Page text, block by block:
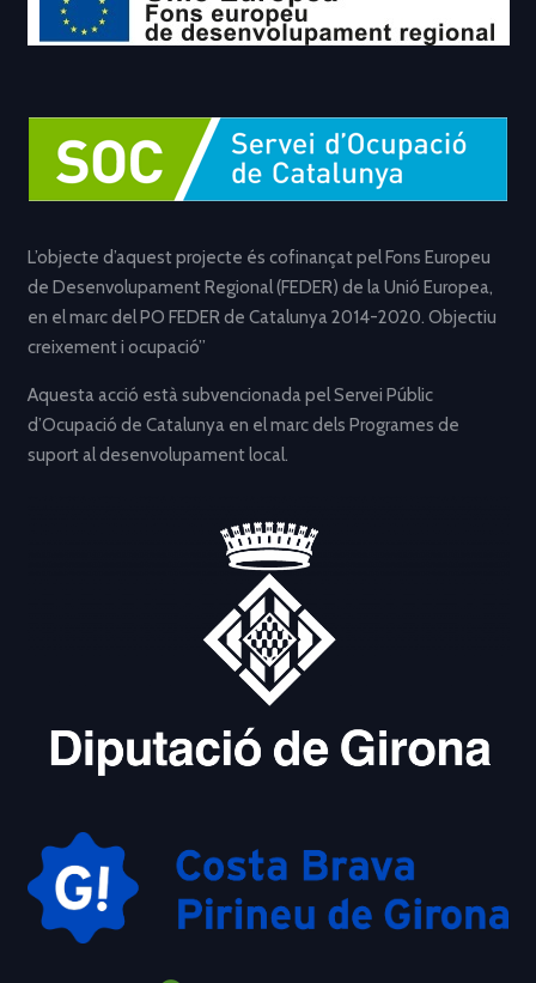
L’objecte d’aquest projecte és cofinançat pel Fons Europeu
de Desenvolupament Regional (FEDER) de la Unió Europea,
en el marc del PO FEDER de Catalunya 2014-2020. Objectiu
creixement i ocupació”
Aquesta acció està subvencionada pel Servei Públic
d’Ocupació de Catalunya en el marc dels Programes de
suport al desenvolupament local.